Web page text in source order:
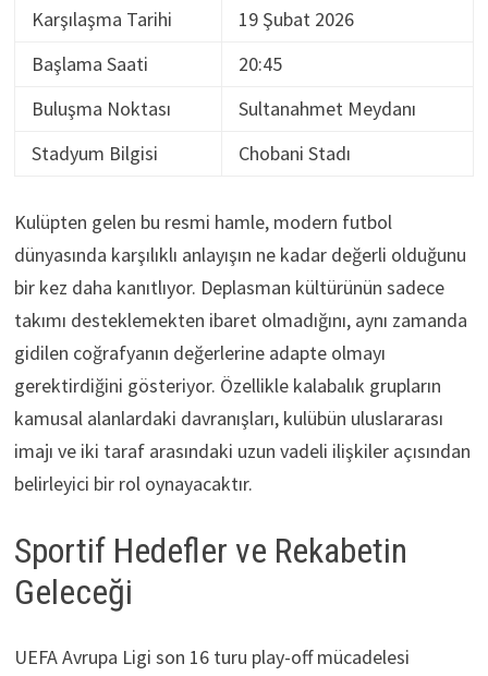
Karşılaşma Tarihi
19 Şubat 2026
Başlama Saati
20:45
Buluşma Noktası
Sultanahmet Meydanı
Stadyum Bilgisi
Chobani Stadı
Kulüpten gelen bu resmi hamle, modern futbol
dünyasında karşılıklı anlayışın ne kadar değerli olduğunu
bir kez daha kanıtlıyor. Deplasman kültürünün sadece
takımı desteklemekten ibaret olmadığını, aynı zamanda
gidilen coğrafyanın değerlerine adapte olmayı
gerektirdiğini gösteriyor. Özellikle kalabalık grupların
kamusal alanlardaki davranışları, kulübün uluslararası
imajı ve iki taraf arasındaki uzun vadeli ilişkiler açısından
belirleyici bir rol oynayacaktır.
Sportif Hedefler ve Rekabetin
Geleceği
UEFA Avrupa Ligi son 16 turu play-off mücadelesi